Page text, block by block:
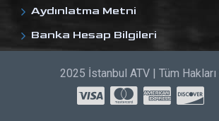
Aydınlatma Metni
Banka Hesap Bilgileri
2025 İstanbul ATV | Tüm Hakları